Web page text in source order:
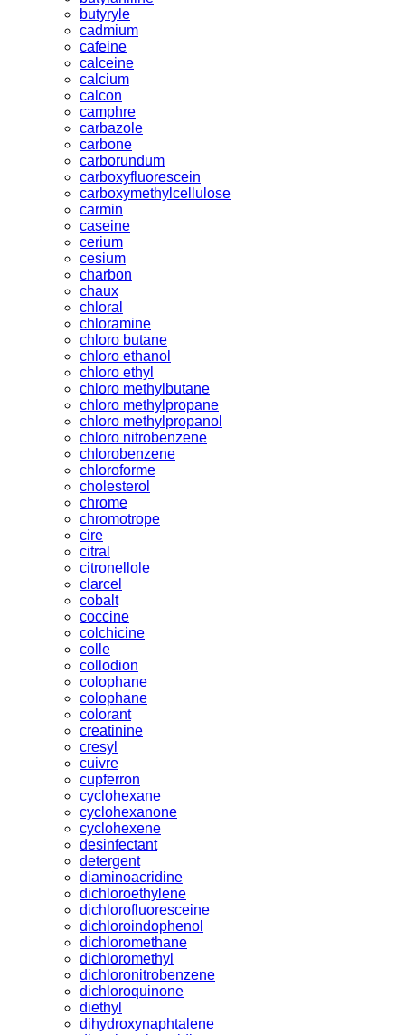
butyryle
cadmium
cafeine
calceine
calcium
calcon
camphre
carbazole
carbone
carborundum
carboxyfluorescein
carboxymethylcellulose
carmin
caseine
cerium
cesium
charbon
chaux
chloral
chloramine
chloro butane
chloro ethanol
chloro ethyl
chloro methylbutane
chloro methylpropane
chloro methylpropanol
chloro nitrobenzene
chlorobenzene
chloroforme
cholesterol
chrome
chromotrope
cire
citral
citronellole
clarcel
cobalt
coccine
colchicine
colle
collodion
colophane
colophane
colorant
creatinine
cresyl
cuivre
cupferron
cyclohexane
cyclohexanone
cyclohexene
desinfectant
detergent
diaminoacridine
dichloroethylene
dichlorofluoresceine
dichloroindophenol
dichloromethane
dichloromethyl
dichloronitrobenzene
dichloroquinone
diethyl
dihydroxynaphtalene